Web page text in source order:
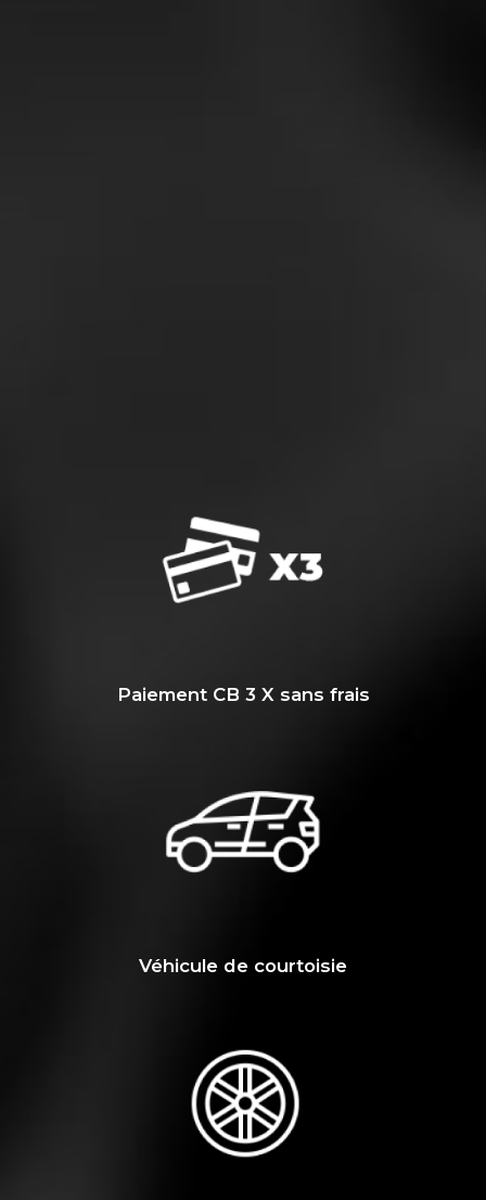
Paiement CB 3 X sans frais
Véhicule de courtoisie